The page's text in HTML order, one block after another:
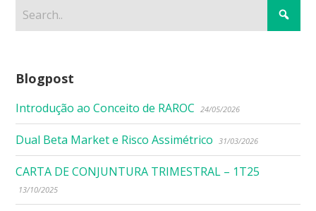
Blogpost
Introdução ao Conceito de RAROC 24/05/2026
Dual Beta Market e Risco Assimétrico 31/03/2026
CARTA DE CONJUNTURA TRIMESTRAL – 1T25
13/10/2025